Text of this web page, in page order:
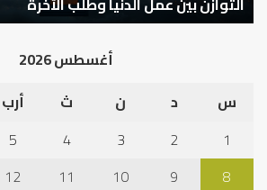
أغسطس 2026
س
د ن ث أرب
1
2
3
4
5
8
9
10
11
12